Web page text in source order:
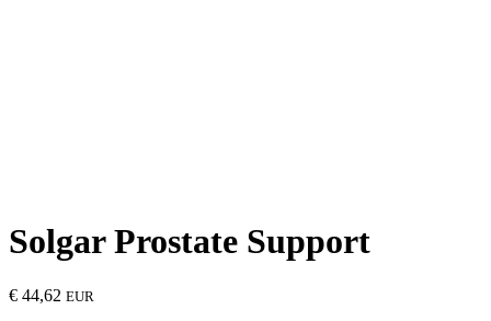
Solgar Prostate Support
€ 44,62 EUR